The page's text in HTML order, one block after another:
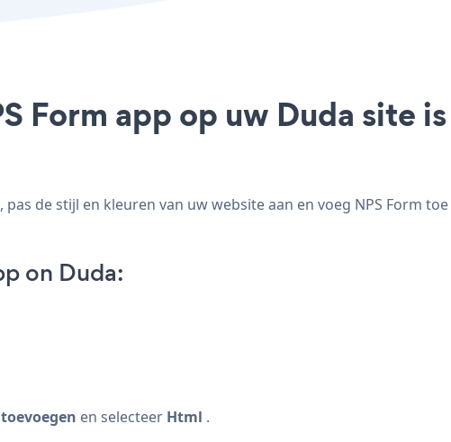
Form app op uw Duda site
pas de stijl en kleuren van uw website aan en voeg NPS Form
on Duda:
en selecteer Html .